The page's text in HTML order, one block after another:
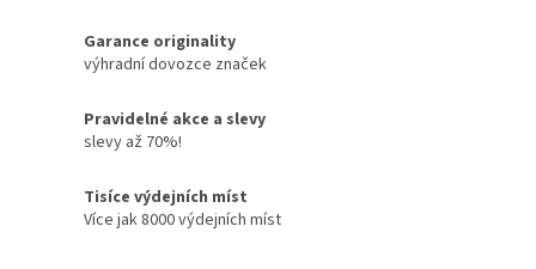
Garance originality
výhradní dovozce značek
Pravidelné akce a slevy
slevy až 70%!
Tisíce výdejních míst
Více jak 8000 výdejních míst